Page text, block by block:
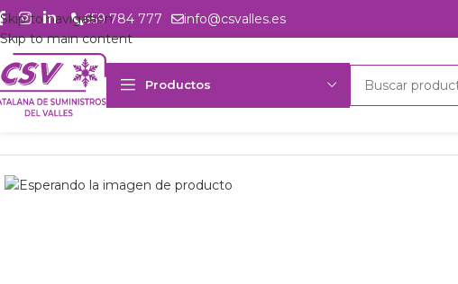
Skip to navigation
Skip to main content
659 784 777 info@csvalles.es
Productos
Inicio Productos